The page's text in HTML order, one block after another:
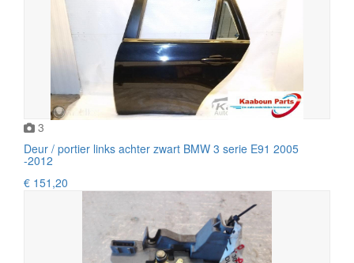
3
Deur / portier links achter zwart BMW 3 serie E91 2005
-2012
€ 151,20